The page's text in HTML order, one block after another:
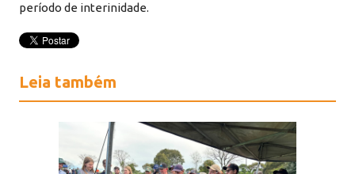
período de interinidade.
Leia também